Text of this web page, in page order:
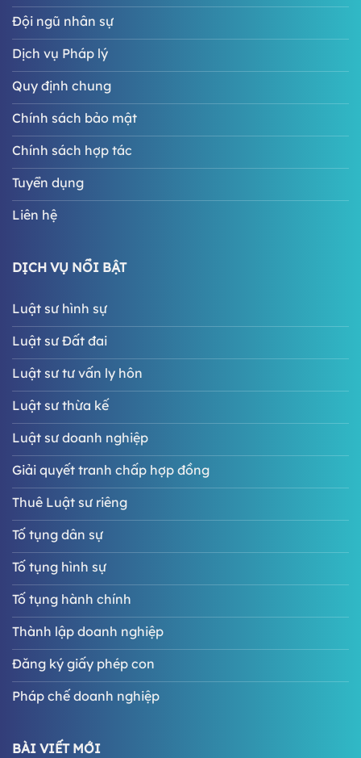
Đội ngũ nhân sự
Dịch vụ Pháp lý
Quy định chung
Chính sách bảo mật
Chính sách hợp tác
Tuyển dụng
Liên hệ
DỊCH VỤ NỔI BẬT
Luật sư hình sự
Luật sư Đất đai
Luật sư tư vấn ly hôn
Luật sư thừa kế
Luật sư doanh nghiệp
Giải quyết tranh chấp hợp đồng
Thuê Luật sư riêng
Tố tụng dân sự
Tố tụng hình sự
Tố tụng hành chính
Thành lập doanh nghiệp
Đăng ký giấy phép con
Pháp chế doanh nghiệp
BÀI VIẾT MỚI